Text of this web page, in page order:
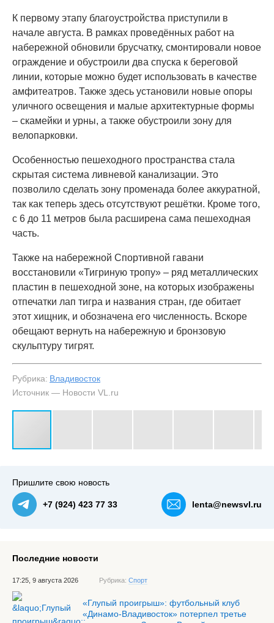
К первому этапу благоустройства приступили в
начале августа. В рамках проведённых работ на
набережной обновили брусчатку, смонтировали новое
ограждение и обустроили два спуска к береговой
линии, которые можно будет использовать в качестве
амфитеатров. Также здесь установили новые опоры
уличного освещения и малые архитектурные формы
– скамейки и урны, а также обустроили зону для
велопарковки.
Особенностью пешеходного пространства стала
скрытая система ливневой канализации. Это
позволило сделать зону променада более аккуратной,
так как теперь здесь отсутствуют решётки. Кроме того,
с 6 до 11 метров была расширена сама пешеходная
часть.
Также на набережной Спортивной гавани
восстановили «Тигриную тропу» – ряд металлических
пластин в пешеходной зоне, на которых изображены
отпечатки лап тигра и названия стран, где обитает
этот хищник, и обозначена его численность. Вскоре
обещают вернуть на набережную и бронзовую
скульптуру тигрят.
Рубрика: Владивосток
Источник — Новости VL.ru
Пришлите свою новость
+7 (924) 423 77 33 lenta@newsvl.ru
Последние новости
17:25, 9 августа 2026 Рубрика: Спорт
«Глупый проигрыш»: футбольный клуб
«Динамо-Владивосток» потерпел третье